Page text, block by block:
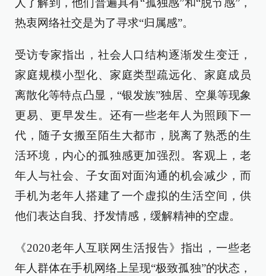
人了解到，他们普遍具有“孤独感”和“脱节感”，
热衷网络社交是为了寻求“归属感”。
受访专家指出，社会人口结构逐渐发生变迁，
家庭规模小型化、家庭类型疏远化、家庭成员
离散化等特点凸显，“银发族”独居、空巢等现象
更易、更早发生。还有一些老年人为照顾下一
代，随子女搬至陌生大都市，脱离了熟悉的生
活环境，内心的孤独感更加强烈。客观上，老
年人与社会、子女面对面沟通的机会减少，而
手机为老年人搭建了一个虚拟的生活空间，供
他们表达自我、抒发情感，缓解精神的空虚。
《2020老年人互联网生活报告》指出，一些老
年人群体在手机网络上呈现“极致孤独”的状态，